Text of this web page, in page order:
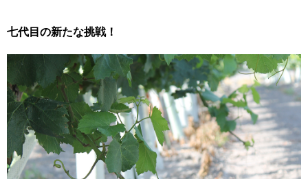
七代目の新たな挑戦！